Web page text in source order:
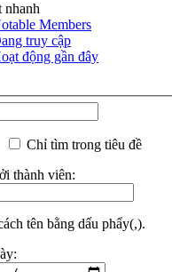
nhanh
Members
truy cập
động gần đây
Chỉ tìm trong tiêu đề
thành viên:
tên bằng dấu phẩy(,).